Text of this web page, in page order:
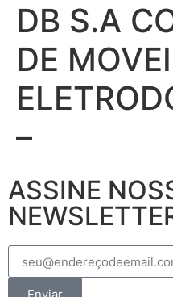
DB S.A
DE
–
ASSINE
Enviar